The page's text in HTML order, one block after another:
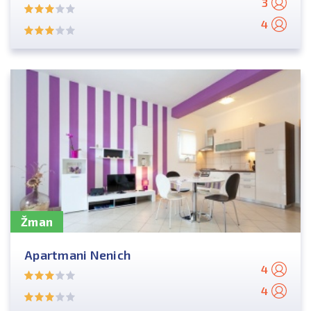
4
Žman
Apartmani Nenich
4
4